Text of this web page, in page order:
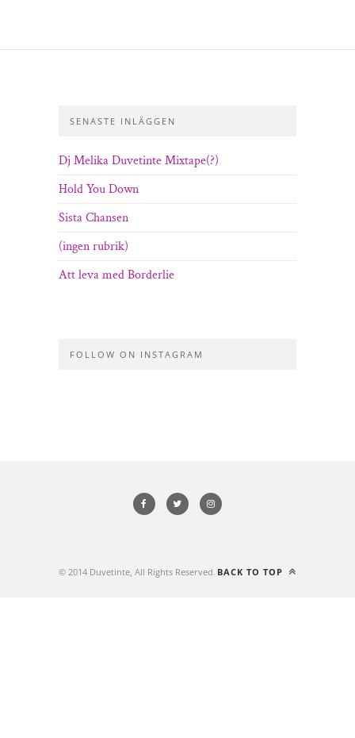
SENASTE INLÄGGEN
Dj Melika Duvetinte Mixtape(?)
Hold You Down
Sista Chansen
(ingen rubrik)
Att leva med Borderlie
FOLLOW ON INSTAGRAM
© 2014 Duvetinte, All Rights Reserved. BACK TO TOP